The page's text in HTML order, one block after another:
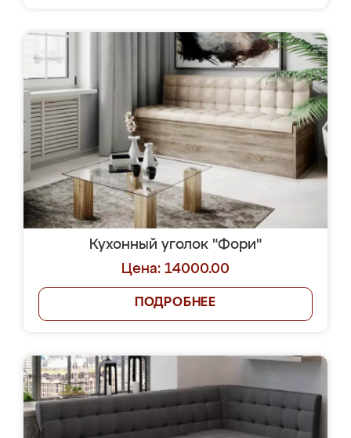
Кухонный уголок "Фори"
Цена: 14000.00
ПОДРОБНЕЕ